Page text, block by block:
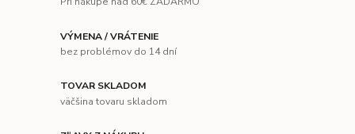
VÝMENA / VRÁTENIE
bez problémov do 14 dní
TOVAR SKLADOM
väčšina tovaru skladom